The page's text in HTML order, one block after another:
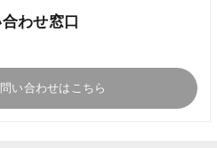
わせ窓口
い合わせはこちら